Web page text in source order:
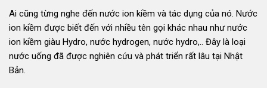
Ai cũng từng nghe đến nước ion kiềm và tác dụng của nó. Nước
ion kiềm được biết đến với nhiều tên gọi khác nhau như nước
ion kiềm giàu Hydro, nước hydrogen, nước hydro,.. Đây là loại
nước uống đã được nghiên cứu và phát triển rất lâu tại Nhật
Bản.